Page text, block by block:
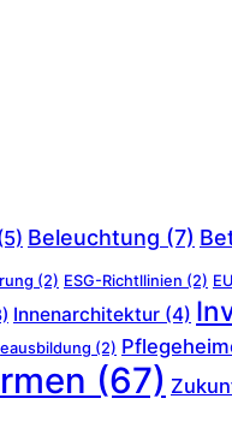
Beleuchtung (7)
(2) ESG-Richtllinien (2)
Innenarchitektur (4)
(2)
(67)